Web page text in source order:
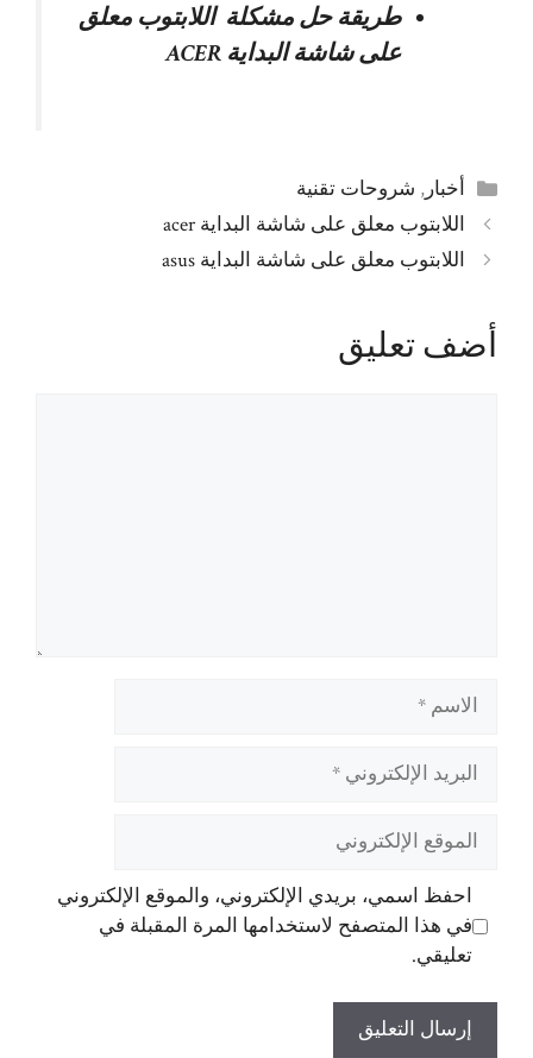
طريقة حل مشكلة اللابتوب معلق
على شاشة البداية ACER
التصنيفات
أخبار, شروحات تقنية
اللابتوب معلق على شاشة البداية acer
اللابتوب معلق على شاشة البداية asus
أضف تعليق
الاسم
البريد
الإلكتروني
الموقع
الإلكتروني
احفظ اسمي، بريدي الإلكتروني، والموقع الإلكتروني
في هذا المتصفح لاستخدامها المرة المقبلة في
تعليقي.